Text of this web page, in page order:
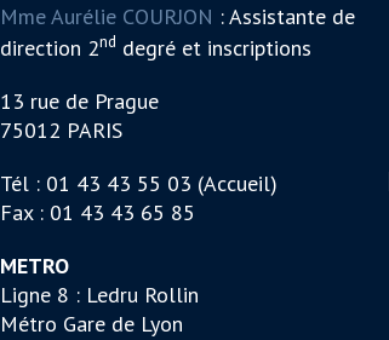
Mme Aurélie COURJON : Assistante de
direction 2nd degré et inscriptions
13 rue de Prague
75012 PARIS
Tél : 01 43 43 55 03 (Accueil)
Fax : 01 43 43 65 85
METRO
Ligne 8 : Ledru Rollin
Métro Gare de Lyon